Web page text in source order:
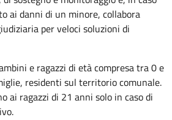
ai danni di un minore, collabora
per veloci soluzioni di
e ragazzi di età compresa tra 0 e
residenti sul territorio comunale.
ai ragazzi di 21 anni solo in caso di